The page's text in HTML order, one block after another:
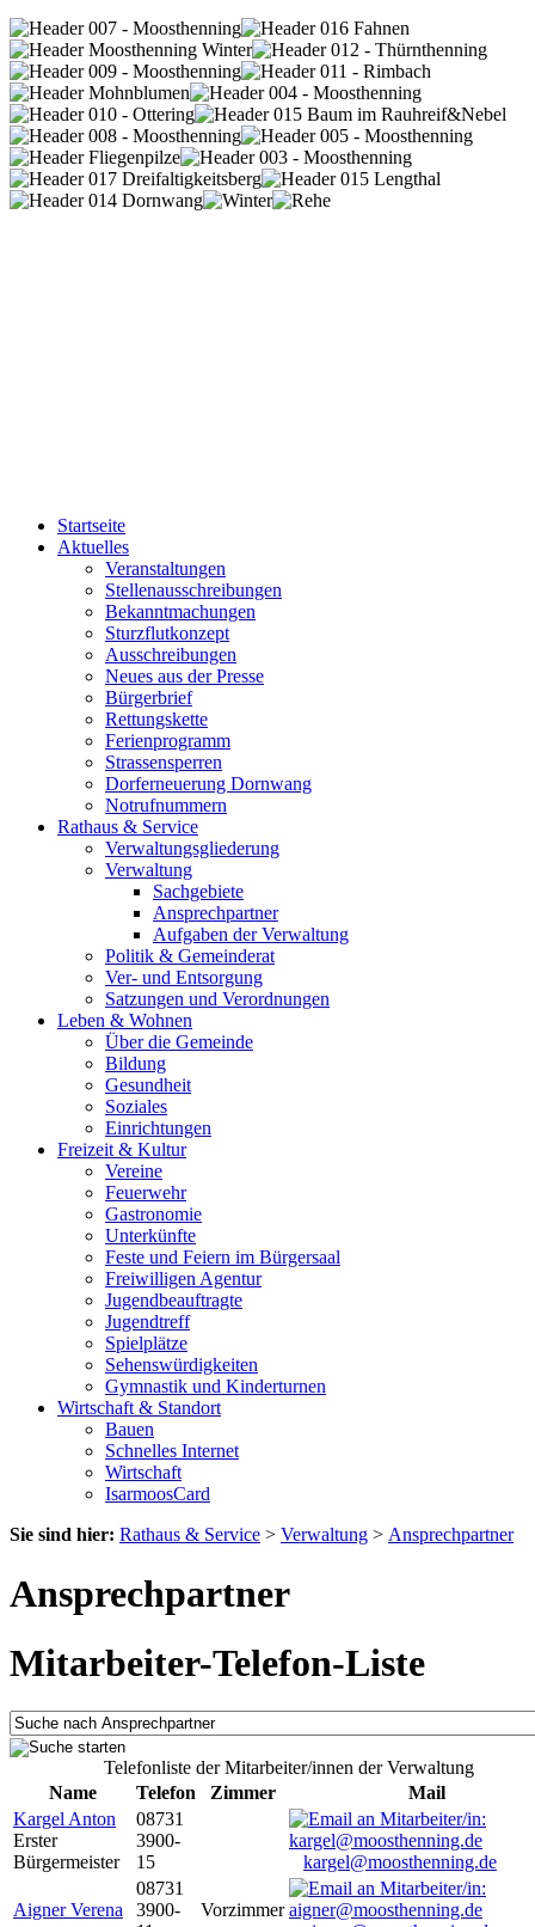
Startseite
Aktuelles
Veranstaltungen
Stellenausschreibungen
Bekanntmachungen
Sturzflutkonzept
Ausschreibungen
Neues aus der Presse
Bürgerbrief
Rettungskette
Ferienprogramm
Strassensperren
Dorferneuerung Dornwang
Notrufnummern
Rathaus & Service
Verwaltungsgliederung
Verwaltung
Sachgebiete
Ansprechpartner
Aufgaben der Verwaltung
Politik & Gemeinderat
Ver- und Entsorgung
Satzungen und Verordnungen
Leben & Wohnen
Über die Gemeinde
Bildung
Gesundheit
Soziales
Einrichtungen
Freizeit & Kultur
Vereine
Feuerwehr
Gastronomie
Unterkünfte
Feste und Feiern im Bürgersaal
Freiwilligen Agentur
Jugendbeauftragte
Jugendtreff
Spielplätze
Sehenswürdigkeiten
Gymnastik und Kinderturnen
Wirtschaft & Standort
Bauen
Schnelles Internet
Wirtschaft
IsarmoosCard
Sie sind hier: Rathaus & Service > Verwaltung > Ansprechpartner
Ansprechpartner
Mitarbeiter-Telefon-Liste
Telefonliste der Mitarbeiter/innen der Verwaltung
Name
Telefon Zimmer
Mail
Kargel Anton
Erster
Bürgermeister
08731
3900-
15
kargel@moosthenning.de
Aigner Verena
08731
3900-
Vorzimmer